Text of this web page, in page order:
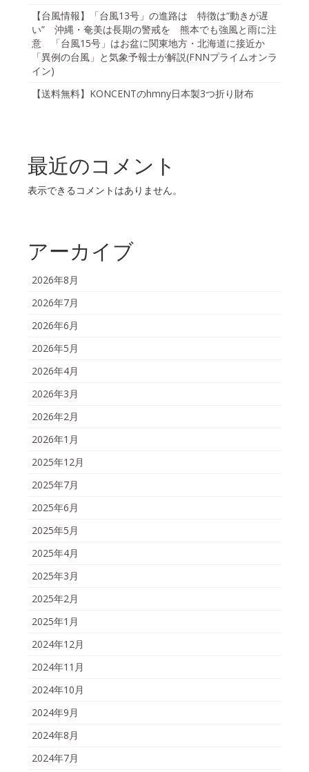
【台風情報】「台風13号」の進路は 特徴は“動きが遅
い” 沖縄・奄美は長期の警戒を 熊本でも強風と雨に注
意 「台風15号」はお盆に関東地方・北海道に接近か
「異例の台風」と気象予報士が解説(FNNプライムオンラ
イン)
【送料無料】KONCENTのhmny日本製3つ折り財布
最近のコメント
表示できるコメントはありません。
アーカイブ
2026年8月
2026年7月
2026年6月
2026年5月
2026年4月
2026年3月
2026年2月
2026年1月
2025年12月
2025年7月
2025年6月
2025年5月
2025年4月
2025年3月
2025年2月
2025年1月
2024年12月
2024年11月
2024年10月
2024年9月
2024年8月
2024年7月